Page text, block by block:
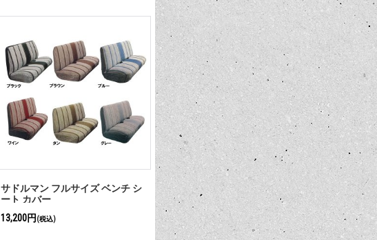
サドルマン フルサイズ ベンチ シ
ート カバー
13,200円 (税込)